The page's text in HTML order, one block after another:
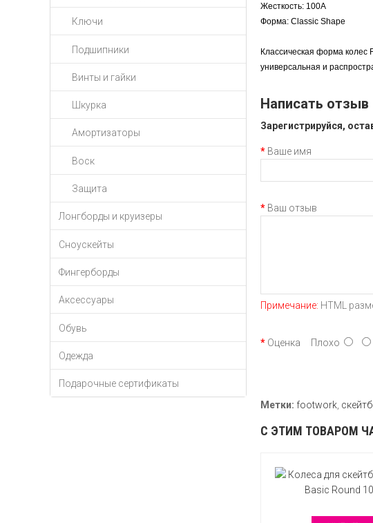
Ключи
Подшипники
Винты и гайки
Шкурка
Амортизаторы
Воск
Защита
Лонгборды и круизеры
Сноускейты
Фингерборды
Аксессуары
Обувь
Одежда
Подарочные сертификаты
Жесткость: 100A
Форма: Classic Shape
Классическая форма
универсальная и
Написать отзыв
Зарегистрируйся,
Ваше имя
Ваш отзыв
Примечание: HTML
Оценка Плохо
Метки: footwork
С ЭТИМ ТОВАРОМ